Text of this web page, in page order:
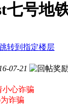
号地
07-21
小心诈骗
为诈骗